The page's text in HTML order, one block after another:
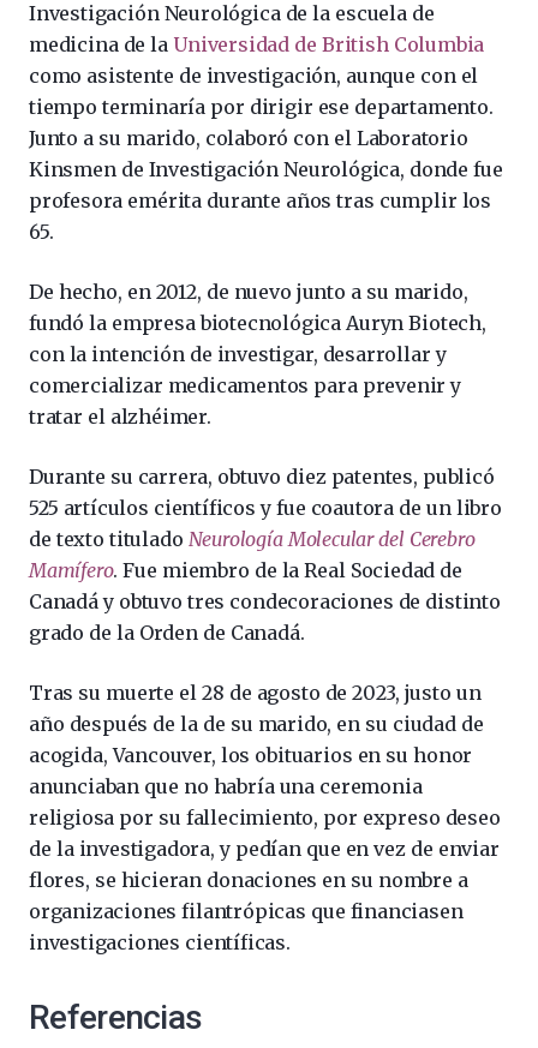
Investigación Neurológica de la escuela de
medicina de la Universidad de British Columbia
como asistente de investigación, aunque con el
tiempo terminaría por dirigir ese departamento.
Junto a su marido, colaboró con el Laboratorio
Kinsmen de Investigación Neurológica, donde fue
profesora emérita durante años tras cumplir los
65.
De hecho, en 2012, de nuevo junto a su marido,
fundó la empresa biotecnológica Auryn Biotech,
con la intención de investigar, desarrollar y
comercializar medicamentos para prevenir y
tratar el alzhéimer.
Durante su carrera, obtuvo diez patentes, publicó
525 artículos científicos y fue coautora de un libro
de texto titulado Neurología Molecular del Cerebro
Mamífero. Fue miembro de la Real Sociedad de
Canadá y obtuvo tres condecoraciones de distinto
grado de la Orden de Canadá.
Tras su muerte el 28 de agosto de 2023, justo un
año después de la de su marido, en su ciudad de
acogida, Vancouver, los obituarios en su honor
anunciaban que no habría una ceremonia
religiosa por su fallecimiento, por expreso deseo
de la investigadora, y pedían que en vez de enviar
flores, se hicieran donaciones en su nombre a
organizaciones filantrópicas que financiasen
investigaciones científicas.
Referencias